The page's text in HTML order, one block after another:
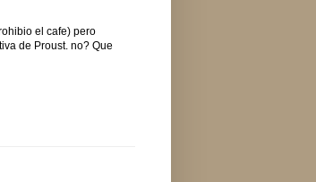
el cafe) pero
de Proust. no? Que